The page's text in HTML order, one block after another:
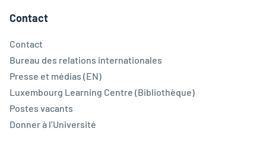
Contact
Contact
Bureau des relations internationales
Presse et médias (EN)
Luxembourg Learning Centre (Bibliothèque)
Postes vacants
Donner à l’Université